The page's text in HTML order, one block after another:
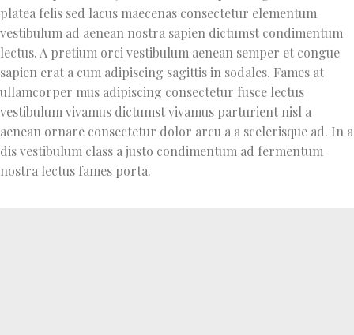
platea felis sed lacus maecenas consectetur elementum
vestibulum ad aenean nostra sapien dictumst condimentum
lectus. A pretium orci vestibulum aenean semper et congue
sapien erat a cum adipiscing sagittis in sodales. Fames at
ullamcorper mus adipiscing consectetur fusce lectus
vestibulum vivamus dictumst vivamus parturient nisl a
aenean ornare consectetur dolor arcu a a scelerisque ad. In a
dis vestibulum class a justo condimentum ad fermentum
nostra lectus fames porta.